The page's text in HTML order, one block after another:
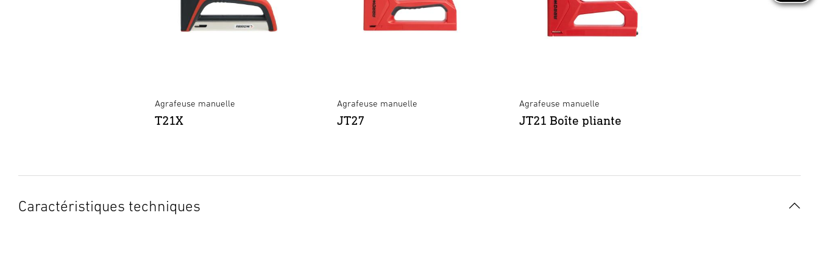
Agrafeuse manuelle
T21X
Agrafeuse manuelle
JT27
Agrafeuse manuelle
JT21 Boîte pliante
Caractéristiques techniques